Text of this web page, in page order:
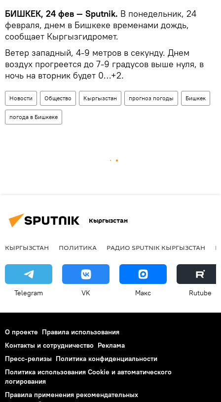
БИШКЕК, 24 фев — Sputnik. В понедельник, 24
февраля, днем в Бишкеке временами дождь,
сообщает Кыргызгидромет.
Ветер западный, 4-9 метров в секунду. Днем
воздух прогреется до 7-9 градусов выше нуля, в
ночь на вторник будет 0…+2.
Новости Общество Кыргызстан прогноз погоды Бишкек
погода в Бишкеке
Кыргызстан
КЫРГЫЗСТАН ПОЛИТИКА РАДИО SPUTNIK КЫРГЫЗСТАН
Telegram VK Макс Rutube
О проекте Правила использования
Контакты и сотрудничество Реклама
Пресс-релизы Политика конфиденциальности
Политика использования Cookie и автоматического
логирования
Правила применения рекомендательных